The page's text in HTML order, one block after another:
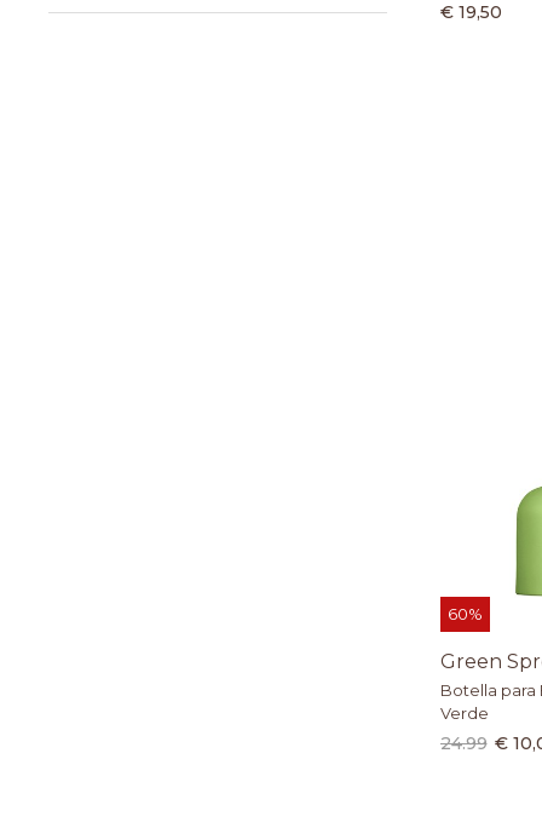
€ 19,50
60%
Green
Botella para
Verde
24.99 €